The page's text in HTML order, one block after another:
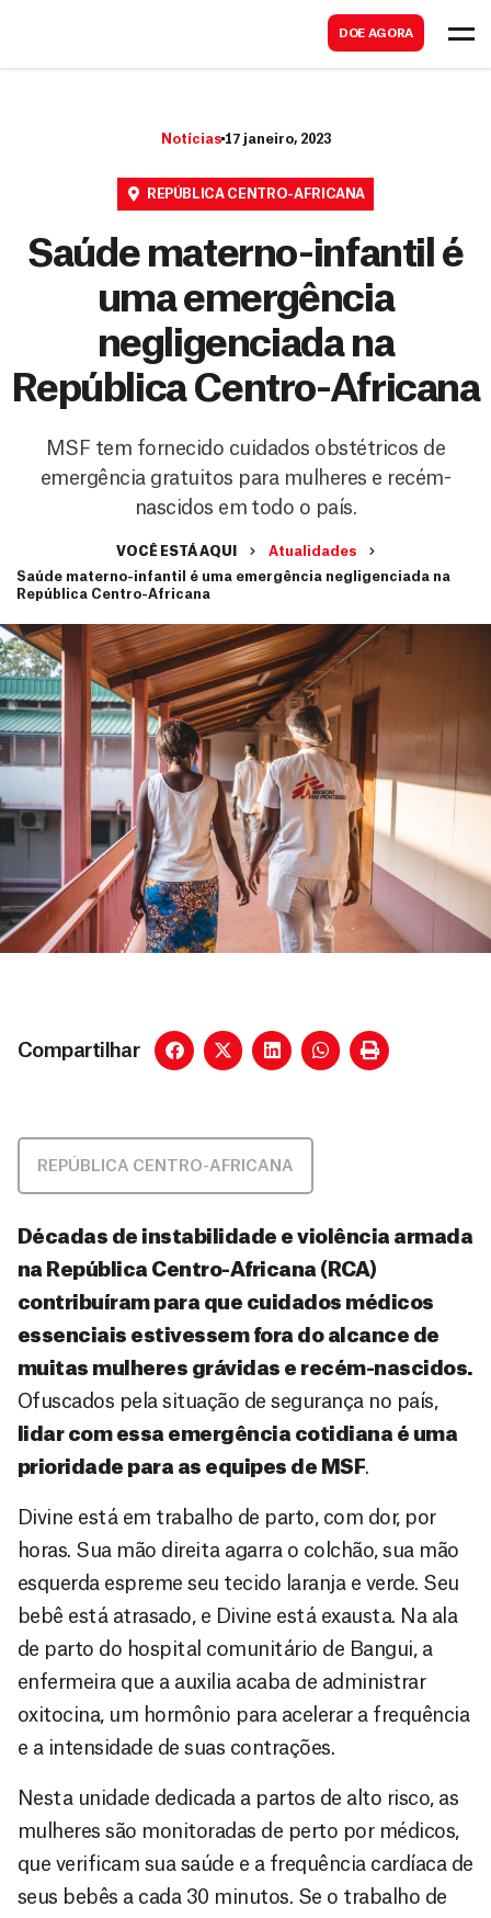
DOE AGORA
r
Notícias 17 janeiro, 2023
REPÚBLICA CENTRO-AFRICANA
Saúde materno-infantil é
uma emergência
negligenciada na
República Centro-Africana
MSF tem fornecido cuidados obstétricos de
emergência gratuitos para mulheres e recém-
nascidos em todo o país.
VOCÊ ESTÁ AQUI
Atualidades
Saúde materno-infantil é uma emergência negligenciada na
República Centro-Africana
Compartilhar
REPÚBLICA CENTRO-AFRICANA
Décadas de instabilidade e violência armada
na República Centro-Africana (RCA)
contribuíram para que cuidados médicos
essenciais estivessem fora do alcance de
muitas mulheres grávidas e recém-nascidos.
Ofuscados pela situação de segurança no país,
lidar com essa emergência cotidiana é uma
prioridade para as equipes de MSF.
Divine está em trabalho de parto, com dor, por
horas. Sua mão direita agarra o colchão, sua mão
esquerda espreme seu tecido laranja e verde. Seu
bebê está atrasado, e Divine está exausta. Na ala
de parto do hospital comunitário de Bangui, a
enfermeira que a auxilia acaba de administrar
oxitocina, um hormônio para acelerar a frequência
e a intensidade de suas contrações.
Nesta unidade dedicada a partos de alto risco, as
mulheres são monitoradas de perto por médicos,
que verificam sua saúde e a frequência cardíaca de
seus bebês a cada 30 minutos. Se o trabalho de
a
r